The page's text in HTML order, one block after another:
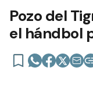
Pozo del
el hándbol